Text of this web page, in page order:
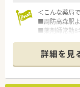
＜こんな薬局
■周防高森駅
■薬剤師常勤8
＜業務内容＞
■近隣のクリ
に処方応需し
■処方箋枚数
詳細を見